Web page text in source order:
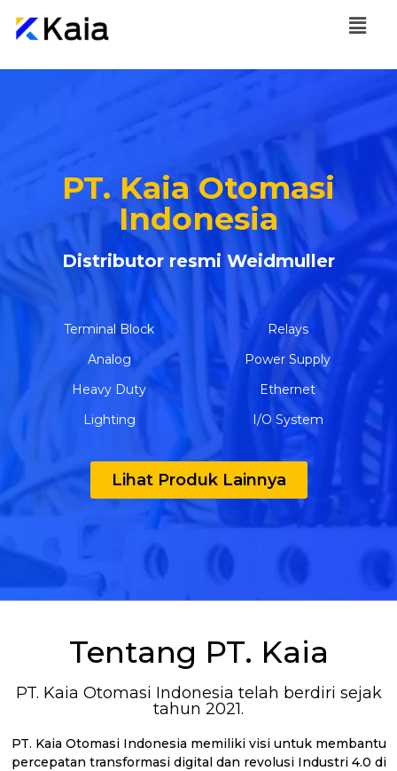
PT. Kaia Otomasi
Indonesia
Distributor resmi Weidmuller
Terminal Block
Relays
Analog
Power Supply
Heavy Duty
Ethernet
Lighting
I/O System
Lihat Produk Lainnya
Tentang PT. Kaia
PT. Kaia Otomasi Indonesia telah berdiri sejak
tahun 2021.
PT. Kaia Otomasi Indonesia memiliki visi untuk membantu
percepatan transformasi digital dan revolusi Industri 4.0 di